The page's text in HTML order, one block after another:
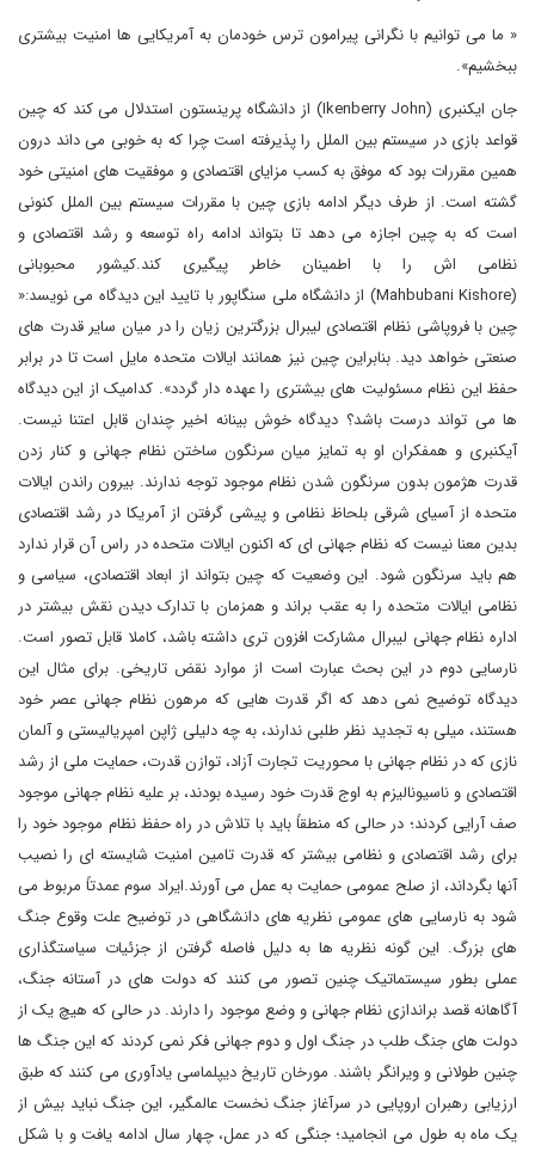
« ما می توانیم با نگرانی پیرامون ترس خودمان به آمریکایی ها امنیت بیشتری
ببخشیم».
جان ایکنبری (John
Ikenberry) از دانشگاه پرینستون استدلال می کند که چین
قواعد بازی در سیستم بین الملل را پذیرفته است چرا که به خوبی می داند درون
همین مقررات بود که موفق به کسب مزایای اقتصادی و موفقیت های امنیتی خود
گشته است. از طرف دیگر ادامه بازی چین با مقررات سیستم بین الملل کنونی
است که به چین اجازه می دهد تا بتواند ادامه راه توسعه و رشد اقتصادی و
نظامی اش را با اطمینان خاطر پیگیری کند.کیشور محبوبانی
(
Kishore
Mahbubani) از دانشگاه ملی سنگاپور با تایید این دیدگاه می نویسد:«
چین با فروپاشی نظام اقتصادی لیبرال بزرگترین زیان را در میان سایر قدرت های
صنعتی خواهد دید. بنابراین چین نیز همانند ایالات متحده مایل است تا در برابر
حفظ این نظام مسئولیت های بیشتری را عهده دار گردد». کدامیک از این دیدگاه
ها می تواند درست باشد؟ دیدگاه خوش بینانه اخیر چندان قابل اعتنا نیست.
آیکنبری و همفکران او به تمایز میان سرنگون ساختن نظام جهانی و کنار زدن
قدرت هژمون بدون سرنگون شدن نظام موجود توجه ندارند. بیرون راندن ایالات
متحده از آسیای شرقی بلحاظ نظامی و پیشی گرفتن از آمریکا در رشد اقتصادی
بدین معنا نیست که نظام جهانی ای که اکنون ایالات متحده در راس آن قرار ندارد
هم باید سرنگون شود. این وضعیت که چین بتواند از ابعاد اقتصادی، سیاسی و
نظامی ایالات متحده را به عقب براند و همزمان با تدارک دیدن نقش بیشتر در
اداره نظام جهانی لیبرال مشارکت افزون تری داشته باشد، کاملا قابل تصور است.
نارسایی دوم در این بحث عبارت است از موارد نقض تاریخی. برای مثال این
دیدگاه توضیح نمی دهد که اگر قدرت هایی که مرهون نظام جهانی عصر خود
هستند، میلی به تجدید نظر طلبی ندارند، به چه دلیلی ژاپن امپریالیستی و آلمان
نازی که در نظام جهانی با محوریت تجارت آزاد، توازن قدرت، حمایت ملی از رشد
اقتصادی و ناسیونالیزم به اوج قدرت خود رسیده بودند، بر علیه نظام جهانی موجود
صف آرایی کردند؛ در حالی که منطقاً باید با تلاش در راه حفظ نظام موجود خود را
برای رشد اقتصادی و نظامی بیشتر که قدرت تامین امنیت شایسته ای را نصیب
آنها بگرداند، از صلح عمومی حمایت به عمل می آورند.ایراد سوم عمدتاً مربوط می
شود به نارسایی های عمومی نظریه های دانشگاهی در توضیح علت وقوع جنگ
های بزرگ. این گونه نظریه ها به دلیل فاصله گرفتن از جزئیات سیاستگذاری
عملی بطور سیستماتیک چنین تصور می کنند که دولت های در آستانه جنگ،
آگاهانه قصد براندازی نظام جهانی و وضع موجود را دارند. در حالی که هیچ یک از
دولت های جنگ طلب در جنگ اول و دوم جهانی فکر نمی کردند که این جنگ ها
چنین طولانی و ویرانگر باشند. مورخان تاریخ دیپلماسی یادآوری می کنند که طبق
ارزیابی رهبران اروپایی در سرآغاز جنگ نخست عالمگیر، این جنگ نباید بیش از
یک ماه به طول می انجامید؛ جنگی که در عمل، چهار سال ادامه یافت و با شکل